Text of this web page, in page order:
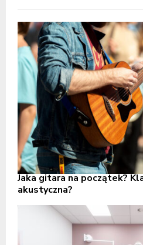
Jaka gitara na początek?
akustyczna?